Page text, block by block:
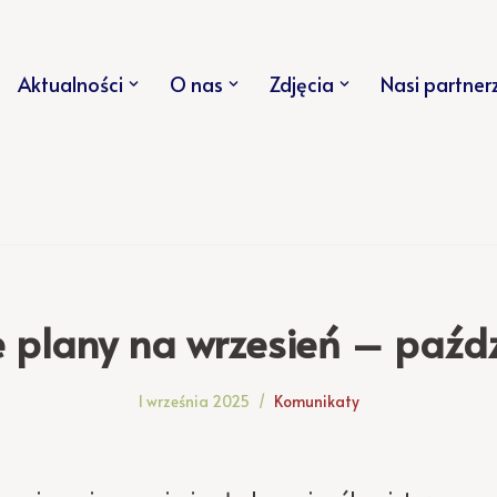
Aktualności O nas Zdjęcia Nasi
plany na wrzesień –
1 września 2025 Komunikaty